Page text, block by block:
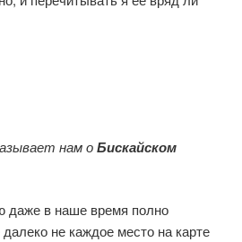
нам оБискайском
даже в наше время полно
не каждое место на карте